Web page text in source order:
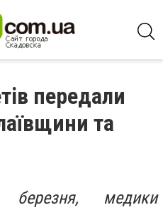
передали
та
медики